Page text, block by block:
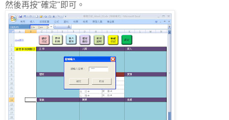
然後再按"確定"即可。